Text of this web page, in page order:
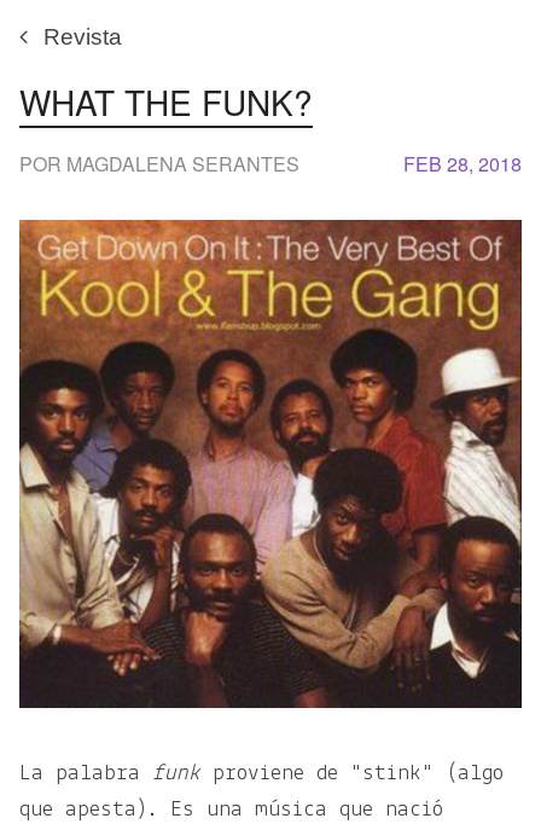
Revista
WHAT THE FUNK?
FEB 28, 2018
POR MAGDALENA SERANTES
La palabra funk proviene de "stink" (algo
que apesta). Es una música que nació